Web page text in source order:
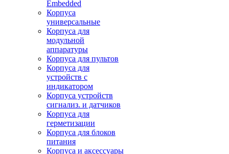
Embedded
Корпуса
универсальные
Корпуса для
модульной
аппаратуры
Корпуса для пультов
Корпуса для
устройств с
индикатором
Корпуса устройств
сигнализ. и датчиков
Корпуса для
герметизации
Корпуса для блоков
питания
Корпуса и аксессуары